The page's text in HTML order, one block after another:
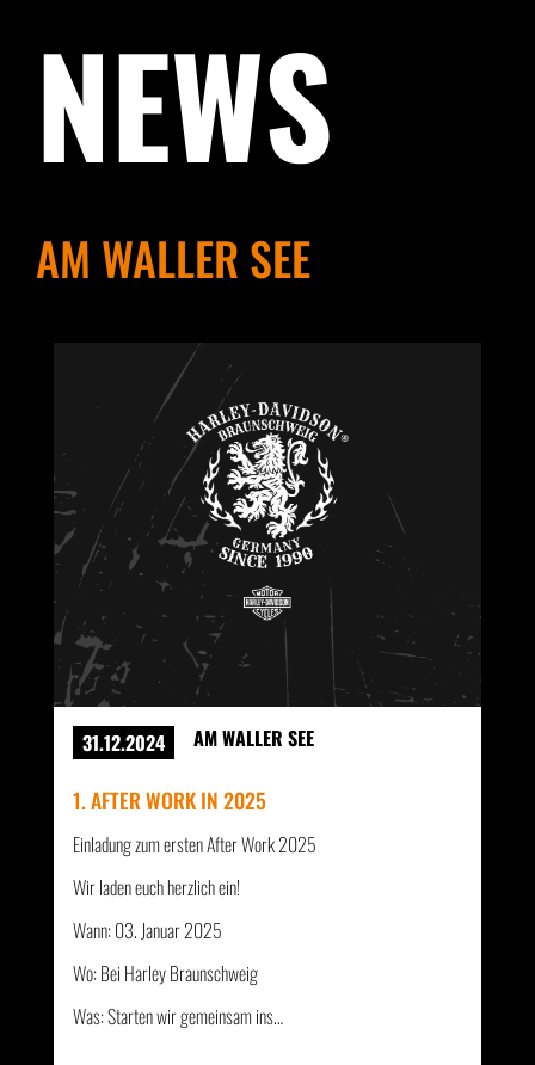
NEWS
AM WALLER SEE
31.12.2024 AM WALLER SEE
1. AFTER WORK IN 2025
Einladung zum ersten After Work 2025
Wir laden euch herzlich ein!
Wann: 03. Januar 2025
Wo: Bei Harley Braunschweig
Was: Starten wir gemeinsam ins…